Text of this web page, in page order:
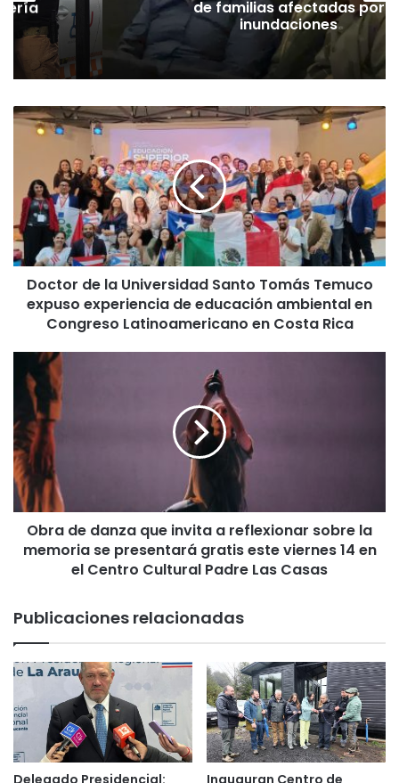
de familias afectadas por
inundaciones
D
d
e
l
i
d
a
d
o
s
e
m
u
Doctor de la Universidad Santo Tomás Temuco
expuso experiencia de educación ambiental en
Congreso Latinoamericano en Costa Rica
d
e
d
a
n
i
n
v
i
a
a
r
e
Obra de danza que invita a reflexionar sobre la
memoria se presentará gratis este viernes 14 en
el Centro Cultural Padre Las Casas
Publicaciones relacionadas